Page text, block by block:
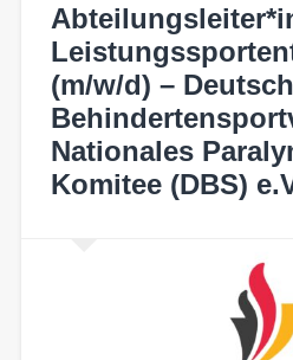
(m/w/d) –
Nationales
Komitee (DBS)